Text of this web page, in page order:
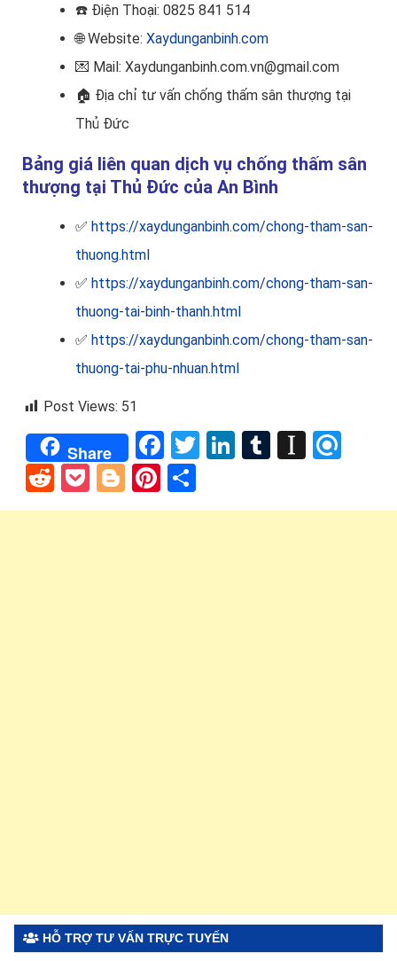
☎️ Điện Thoại: 0825 841 514
🌐 Website: Xaydunganbinh.com
💌 Mail: Xaydunganbinh.com.vn@gmail.com
🏠 Địa chỉ tư vấn chống thấm sân thượng tại
Thủ Đức
Bảng giá liên quan dịch vụ chống thấm sân
thượng tại Thủ Đức của An Bình
✅ https://xaydunganbinh.com/chong-tham-san-
thuong.html
✅ https://xaydunganbinh.com/chong-tham-san-
thuong-tai-binh-thanh.html
✅ https://xaydunganbinh.com/chong-tham-san-
thuong-tai-phu-nhuan.html
Post Views: 51
Share Facebook
TwitterLinkedIn
Tumblr
RedditPocket
BloggerPinterest
HỖ TRỢ TƯ VẤN TRỰC TUYẾN